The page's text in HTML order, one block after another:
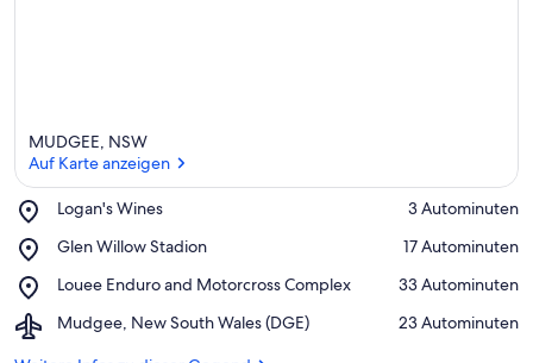
e
e
d
MUDGEE, NSW
Auf Karte anzeigen
Logan's Wines
Place,
Wines
‪3 Autominuten‬
Glen Willow Stadion
Place,
Willow
‪17 Autominuten‬
Louee Enduro and Motorcross Complex
Place,
Enduro
‪33 Autominuten‬
Mudgee, New South Wales (DGE)
Airport,
‪23 Autominuten‬